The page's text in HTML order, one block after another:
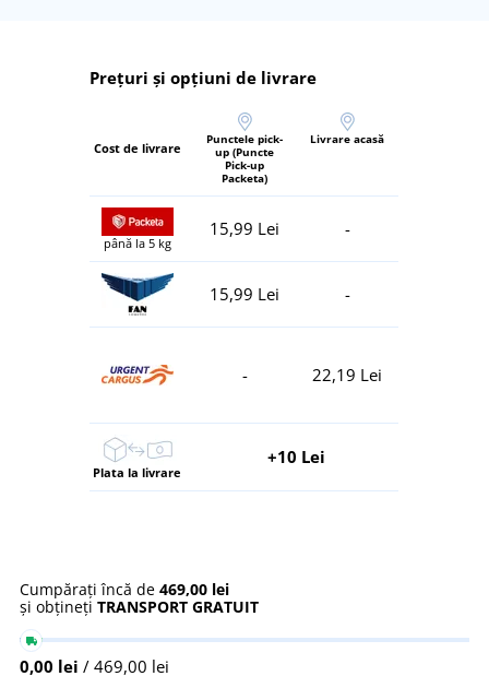
Prețuri și opțiuni de livrare
Cost de livrare
Punctele pick-
up (Puncte
Pick-up
Packeta)
Livrare acasă
până la 5 kg
15,99 Lei -
15,99 Lei -
- 22,19 Lei
Plata la livrare
+10 Lei
Cumpărați încă de 469,00 lei
și obțineți TRANSPORT GRATUIT
0,00 lei / 469,00 lei